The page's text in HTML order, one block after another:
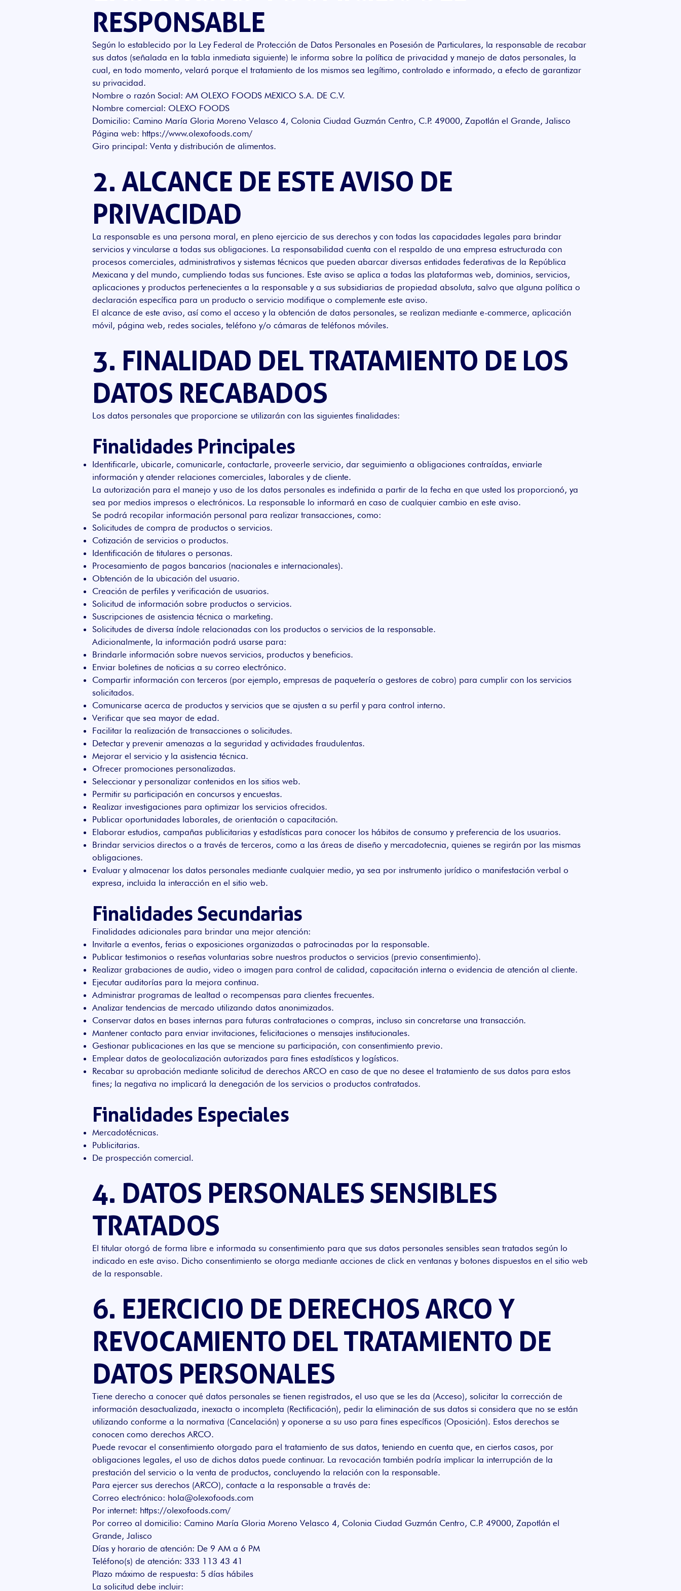
RESPONSABLE
Según lo establecido por la Ley Federal de Protección de Datos Personales en Posesión de Particulares, la responsable de recabar
sus datos (señalada en la tabla inmediata siguiente) le informa sobre la política de privacidad y manejo de datos personales, la
cual, en todo momento, velará porque el tratamiento de los mismos sea legítimo, controlado e informado, a efecto de garantizar
su privacidad.
Nombre o razón Social: AM OLEXO FOODS MEXICO S.A. DE C.V.
Nombre comercial: OLEXO FOODS
Domicilio: Camino María Gloria Moreno Velasco 4, Colonia Ciudad Guzmán Centro, C.P. 49000, Zapotlán el Grande, Jalisco
Página web: https://www.olexofoods.com/
Giro principal: Venta y distribución de alimentos.
2. ALCANCE DE ESTE AVISO DE
PRIVACIDAD
La responsable es una persona moral, en pleno ejercicio de sus derechos y con todas las capacidades legales para brindar
servicios y vincularse a todas sus obligaciones. La responsabilidad cuenta con el respaldo de una empresa estructurada con
procesos comerciales, administrativos y sistemas técnicos que pueden abarcar diversas entidades federativas de la República
Mexicana y del mundo, cumpliendo todas sus funciones. Este aviso se aplica a todas las plataformas web, dominios, servicios,
aplicaciones y productos pertenecientes a la responsable y a sus subsidiarias de propiedad absoluta, salvo que alguna política o
declaración específica para un producto o servicio modifique o complemente este aviso.
El alcance de este aviso, así como el acceso y la obtención de datos personales, se realizan mediante e-commerce, aplicación
móvil, página web, redes sociales, teléfono y/o cámaras de teléfonos móviles.
3. FINALIDAD DEL TRATAMIENTO DE LOS
DATOS RECABADOS
Los datos personales que proporcione se utilizarán con las siguientes finalidades:
Finalidades Principales
Identificarle, ubicarle, comunicarle, contactarle, proveerle servicio, dar seguimiento a obligaciones contraídas, enviarle
información y atender relaciones comerciales, laborales y de cliente.
La autorización para el manejo y uso de los datos personales es indefinida a partir de la fecha en que usted los proporcionó, ya
sea por medios impresos o electrónicos. La responsable lo informará en caso de cualquier cambio en este aviso.
Se podrá recopilar información personal para realizar transacciones, como:
Solicitudes de compra de productos o servicios.
Cotización de servicios o productos.
Identificación de titulares o personas.
Procesamiento de pagos bancarios (nacionales e internacionales).
Obtención de la ubicación del usuario.
Creación de perfiles y verificación de usuarios.
Solicitud de información sobre productos o servicios.
Suscripciones de asistencia técnica o marketing.
Solicitudes de diversa índole relacionadas con los productos o servicios de la responsable.
Adicionalmente, la información podrá usarse para:
Brindarle información sobre nuevos servicios, productos y beneficios.
Enviar boletines de noticias a su correo electrónico.
Compartir información con terceros (por ejemplo, empresas de paquetería o gestores de cobro) para cumplir con los servicios
solicitados.
Comunicarse acerca de productos y servicios que se ajusten a su perfil y para control interno.
Verificar que sea mayor de edad.
Facilitar la realización de transacciones o solicitudes.
Detectar y prevenir amenazas a la seguridad y actividades fraudulentas.
Mejorar el servicio y la asistencia técnica.
Ofrecer promociones personalizadas.
Seleccionar y personalizar contenidos en los sitios web.
Permitir su participación en concursos y encuestas.
Realizar investigaciones para optimizar los servicios ofrecidos.
Publicar oportunidades laborales, de orientación o capacitación.
Elaborar estudios, campañas publicitarias y estadísticas para conocer los hábitos de consumo y preferencia de los usuarios.
Brindar servicios directos o a través de terceros, como a las áreas de diseño y mercadotecnia, quienes se regirán por las mismas
obligaciones.
Evaluar y almacenar los datos personales mediante cualquier medio, ya sea por instrumento jurídico o manifestación verbal o
expresa, incluida la interacción en el sitio web.
Finalidades Secundarias
Finalidades adicionales para brindar una mejor atención:
Invitarle a eventos, ferias o exposiciones organizadas o patrocinadas por la responsable.
Publicar testimonios o reseñas voluntarias sobre nuestros productos o servicios (previo consentimiento).
Realizar grabaciones de audio, video o imagen para control de calidad, capacitación interna o evidencia de atención al cliente.
Ejecutar auditorías para la mejora continua.
Administrar programas de lealtad o recompensas para clientes frecuentes.
Analizar tendencias de mercado utilizando datos anonimizados.
Conservar datos en bases internas para futuras contrataciones o compras, incluso sin concretarse una transacción.
Mantener contacto para enviar invitaciones, felicitaciones o mensajes institucionales.
Gestionar publicaciones en las que se mencione su participación, con consentimiento previo.
Emplear datos de geolocalización autorizados para fines estadísticos y logísticos.
Recabar su aprobación mediante solicitud de derechos ARCO en caso de que no desee el tratamiento de sus datos para estos
fines; la negativa no implicará la denegación de los servicios o productos contratados.
Finalidades Especiales
Mercadotécnicas.
Publicitarias.
De prospección comercial.
4. DATOS PERSONALES SENSIBLES
TRATADOS
El titular otorgó de forma libre e informada su consentimiento para que sus datos personales sensibles sean tratados según lo
indicado en este aviso. Dicho consentimiento se otorga mediante acciones de click en ventanas y botones dispuestos en el sitio web
de la responsable.
6. EJERCICIO DE DERECHOS ARCO Y
REVOCAMIENTO DEL TRATAMIENTO DE
DATOS PERSONALES
Tiene derecho a conocer qué datos personales se tienen registrados, el uso que se les da (Acceso), solicitar la corrección de
información desactualizada, inexacta o incompleta (Rectificación), pedir la eliminación de sus datos si considera que no se están
utilizando conforme a la normativa (Cancelación) y oponerse a su uso para fines específicos (Oposición). Estos derechos se
conocen como derechos ARCO.
Puede revocar el consentimiento otorgado para el tratamiento de sus datos, teniendo en cuenta que, en ciertos casos, por
obligaciones legales, el uso de dichos datos puede continuar. La revocación también podría implicar la interrupción de la
prestación del servicio o la venta de productos, concluyendo la relación con la responsable.
Para ejercer sus derechos (ARCO), contacte a la responsable a través de:
Correo electrónico: hola@olexofoods.com
Por internet: https://olexofoods.com/
Por correo al domicilio: Camino María Gloria Moreno Velasco 4, Colonia Ciudad Guzmán Centro, C.P. 49000, Zapotlán el
Grande, Jalisco
Días y horario de atención: De 9 AM a 6 PM
Teléfono(s) de atención: 333 113 43 41
Plazo máximo de respuesta: 5 días hábiles
La solicitud debe incluir: